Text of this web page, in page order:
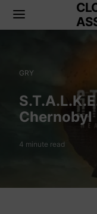
GRY
Chernobyl
4 minute read